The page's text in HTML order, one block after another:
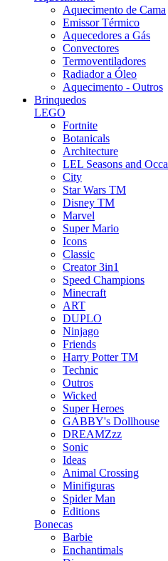
Aquecimento de Cama
Emissor Térmico
Aquecedores a Gás
Convectores
Termoventiladores
Radiador a Óleo
Aquecimento - Outros
Brinquedos
LEGO
Fortnite
Botanicals
Architecture
LEL Seasons and Occa
City
Star Wars TM
Disney TM
Marvel
Super Mario
Icons
Classic
Creator 3in1
Speed Champions
Minecraft
ART
DUPLO
Ninjago
Friends
Harry Potter TM
Technic
Outros
Wicked
Super Heroes
GABBY's Dollhouse
DREAMZzz
Sonic
Ideas
Animal Crossing
Minifiguras
Spider Man
Editions
Bonecas
Barbie
Enchantimals